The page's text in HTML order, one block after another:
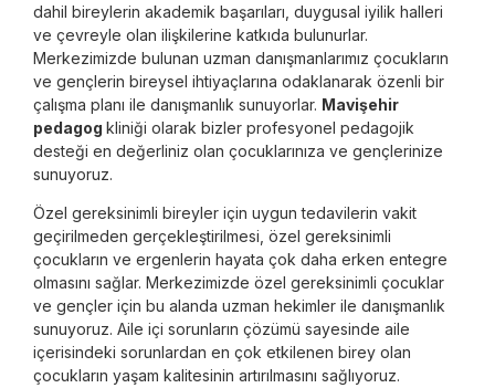
dahil bireylerin akademik başarıları, duygusal iyilik halleri
ve çevreyle olan ilişkilerine katkıda bulunurlar.
Merkezimizde bulunan uzman danışmanlarımız çocukların
ve gençlerin bireysel ihtiyaçlarına odaklanarak özenli bir
çalışma planı ile danışmanlık sunuyorlar. Mavişehir
pedagog kliniği olarak bizler profesyonel pedagojik
desteği en değerliniz olan çocuklarınıza ve gençlerinize
sunuyoruz.
Özel gereksinimli bireyler için uygun tedavilerin vakit
geçirilmeden gerçekleştirilmesi, özel gereksinimli
çocukların ve ergenlerin hayata çok daha erken entegre
olmasını sağlar. Merkezimizde özel gereksinimli çocuklar
ve gençler için bu alanda uzman hekimler ile danışmanlık
sunuyoruz. Aile içi sorunların çözümü sayesinde aile
içerisindeki sorunlardan en çok etkilenen birey olan
çocukların yaşam kalitesinin artırılmasını sağlıyoruz.